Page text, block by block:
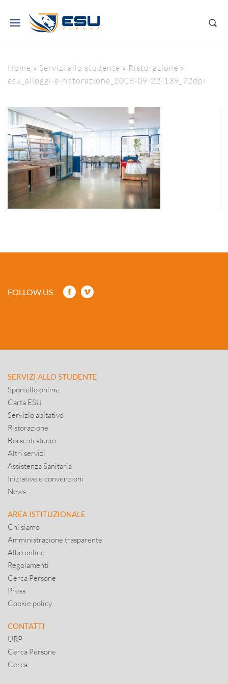
Home » Servizi allo studente » Ristorazione »
esu_alloggi-e-ristorazione_2016-09-22-139_72dpi
FOLLOW US
SERVIZI ALLO STUDENTE
Sportello online
Carta ESU
Servizio abitativo
Ristorazione
Borse di studio
Altri servizi
Assistenza Sanitaria
Iniziative e convenzioni
News
AREA ISTITUZIONALE
Chi siamo
Amministrazione trasparente
Albo online
Regolamenti
Cerca Persone
Press
Cookie policy
CONTATTI
URP
Cerca Persone
Cerca